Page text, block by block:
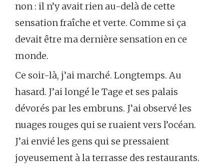
non : il n’y avait rien au-delà de cette
sensation fraîche et verte. Comme si ça
devait être ma dernière sensation en ce
monde.
Ce soir-là, j’ai marché. Longtemps. Au
hasard. J’ai longé le Tage et ses palais
dévorés par les embruns. J’ai observé les
nuages rouges qui se ruaient vers l’océan.
J’ai envié les gens qui se pressaient
joyeusement à la terrasse des restaurants.